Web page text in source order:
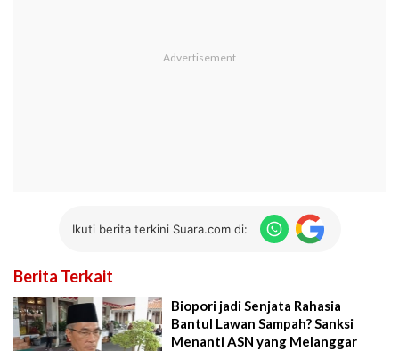
Ikuti berita terkini Suara.com di:
Berita Terkait
Biopori jadi Senjata Rahasia
Bantul Lawan Sampah? Sanksi
Menanti ASN yang Melanggar